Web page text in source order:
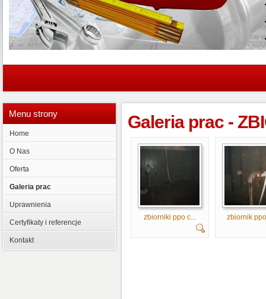
Galeria prac -
zbiorniki ppo c... zbiornik
Menu strony
Home
O Nas
Oferta
Galeria prac
Uprawnienia
Certyfikaty i referencje
Kontakt